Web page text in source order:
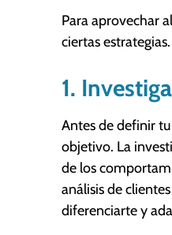
Para aprovechar
ciertas
1.
Antes de definir
objetivo. La
de los
análisis de
diferenciarte y